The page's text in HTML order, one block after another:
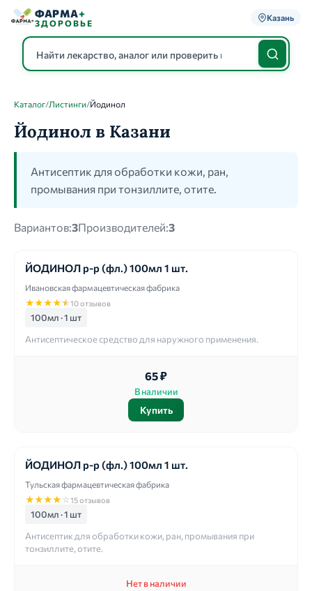
ФАРМА+
ЗДОРОВЬЕ
Казань
Каталог
Каталог/Листинги/Йодинол
Йодинол в Казани
Антисептик для обработки кожи, ран,
промывания при тонзиллите, отите.
Вариантов:3Производителей:3
ЙОДИНОЛ р-р (фл.) 100мл 1 шт.
Ивановская фармацевтическая фабрика
★★★★★10 отзывов
100мл · 1 шт
Антисептическое средство для наружного применения.
65 ₽
В наличии
Купить
ЙОДИНОЛ р-р (фл.) 100мл 1 шт.
Тульская фармацевтическая фабрика
★★★★ ☆15 отзывов
100мл · 1 шт
Антисептик для обработки кожи, ран, промывания при
тонзиллите, отите.
Нет в наличии